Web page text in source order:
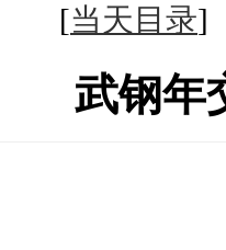
[当天目录
武钢年